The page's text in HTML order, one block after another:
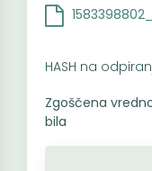
HASH na
Zgoščena
bila